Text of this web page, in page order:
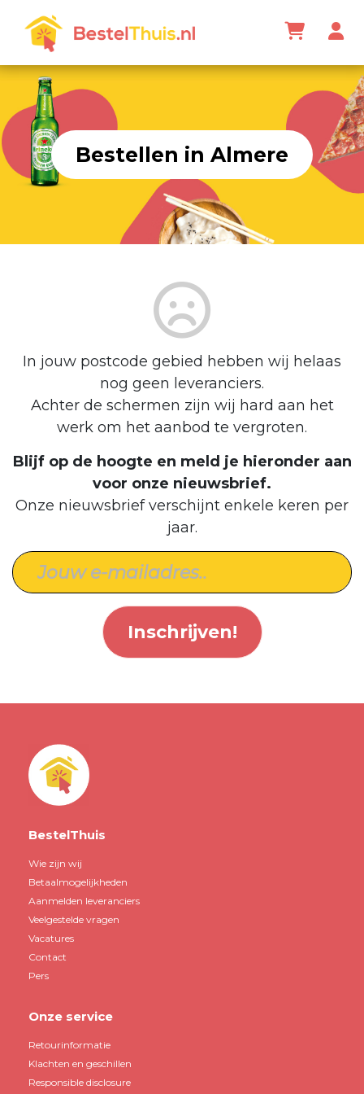
Bestellen in Almere
In jouw postcode gebied hebben wij helaas
nog geen leveranciers.
Achter de schermen zijn wij hard aan het
werk om het aanbod te vergroten.
Blijf op de hoogte en meld je hieronder aan
voor onze nieuwsbrief.
Onze nieuwsbrief verschijnt enkele keren per
jaar.
Inschrijven!
BestelThuis
Wie zijn wij
Betaalmogelijkheden
Aanmelden leveranciers
Veelgestelde vragen
Vacatures
Contact
Pers
Onze service
Retourinformatie
Klachten en geschillen
Responsible disclosure